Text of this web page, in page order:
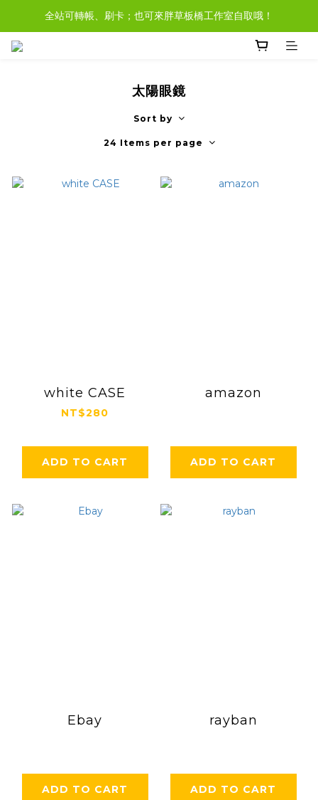
現貨商品，大多都可任選３樣免運哦。
全站可轉帳、刷卡；也可來胖草板橋工作室自取哦！
現貨於非假日３pm前完成付款，當日即可寄出！
太陽眼鏡
Sort by
24 Items per page
white CASE
NT$280
ADD TO CART
amazon
ADD TO CART
Ebay
ADD TO CART
rayban
ADD TO CART